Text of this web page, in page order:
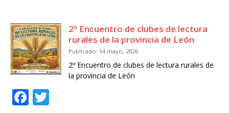
c
e
b
o
o
k
it
te
r
2º Encuentro de clubes de lectura
rurales de la provincia de León
Publicado: 14 mayo, 2026
2º Encuentro de clubes de lectura rurales de
la provincia de León
F